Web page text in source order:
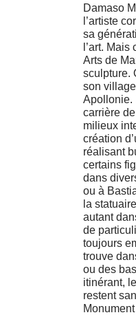
Damaso
l’artiste
sa
l’art. Mais
Arts de
sculpture.
son
Apollonie.
carrière
milieux
création
réalisant
certains
dans
ou à
la
autant
de
toujours
trouve
ou des
itinérant,
restent